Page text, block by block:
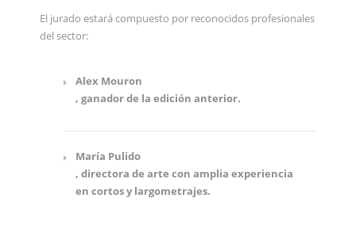
El jurado estará compuesto por reconocidos profesionales
del sector:
Alex Mouron
, ganador de la edición anterior.
María Pulido
, directora de arte con amplia experiencia
en cortos y largometrajes.